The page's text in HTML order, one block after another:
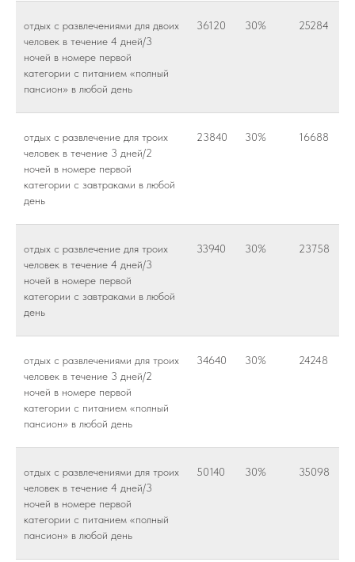
отдых с развлечениями для двоих
человек в течение 4 дней/3
ночей в номере первой
категории с питанием «полный
пансион» в любой день
36120 30% 25284
отдых с развлечение для троих
человек в течение 3 дней/2
ночей в номере первой
категории с завтраками в любой
день
23840 30% 16688
отдых с развлечение для троих
человек в течение 4 дней/3
ночей в номере первой
категории с завтраками в любой
день
33940 30% 23758
отдых с развлечениями для троих
человек в течение 3 дней/2
ночей в номере первой
категории с питанием «полный
пансион» в любой день
34640 30% 24248
отдых с развлечениями для троих
человек в течение 4 дней/3
ночей в номере первой
категории с питанием «полный
пансион» в любой день
50140 30% 35098